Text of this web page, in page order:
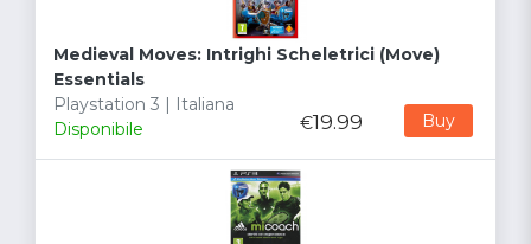
Medieval Moves: Intrighi Scheletrici (Move)
Essentials
Playstation 3 | Italiana
Disponibile
€19.99 Buy